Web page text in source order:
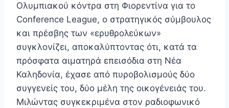
Ολυμπιακού κόντρα στη Φιορεντίνα για το
Conference League, ο στρατηγικός σύμβουλος
και πρέσβης των «ερυθρολεύκων»
συγκλονίζει, αποκαλύπτοντας ότι, κατά τα
πρόσφατα αιματηρά επεισόδια στη Νέα
Καληδονία, έχασε από πυροβολισμούς δύο
συγγενείς του, δύο μέλη της οικογένειάς του.
Μιλώντας συγκεκριμένα στον ραδιοφωνικό